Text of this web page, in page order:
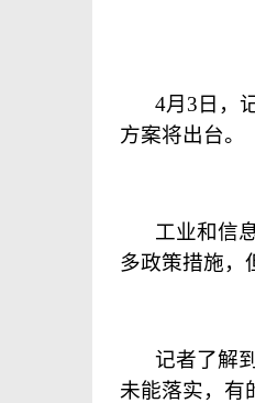
4月 3 日 ，
方案将出台。
工业和信
多政策措施，
记者了解
未能落实，有